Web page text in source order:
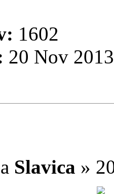
1602
20 Nov
Slavica »